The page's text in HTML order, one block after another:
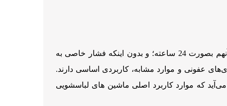
چنانکه فرآیند شستشو و خشکسازی مقادیر زیادی از لباس‌ها و پارچه‌های خدماتی با سرعت ویژه‌ای قابل انجام است. آنهم بصورت 24 ساعته؛ و بدون اینکه فشار خاصی به
عفونی و موارد مشابه، کاربردی اساسی دارند.
که موارد کاربرد اصلی ماشین های لباسشویی